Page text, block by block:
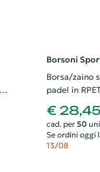
Borsoni
Borsa/zaino
padel in
30x25x44cm
€ 28,45
cad. per 50
Se ordini oggi
13/08